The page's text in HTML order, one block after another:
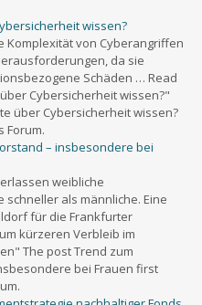
wissen?
Komplexität von Cyberangriffen
da sie
Schäden … Read
Cybersicherheit wissen?"
über Cybersicherheit wissen?
Forum.
– insbesondere bei
weibliche
als männliche. Eine
für die Frankfurter
kürzeren Verbleib im
The post Trend zum
bei Frauen first